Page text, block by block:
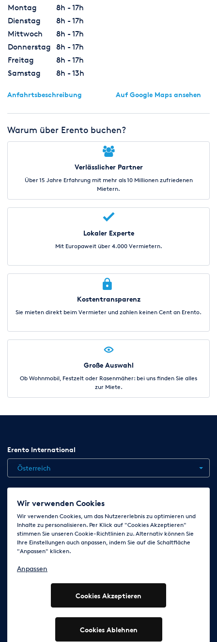
Montag
8h - 17h
Dienstag
8h - 17h
Mittwoch
8h - 17h
Donnerstag
8h - 17h
Freitag
8h - 17h
Samstag
8h - 13h
Anfahrtsbeschreibung Auf Google Maps ansehen
Warum über Erento buchen?
Verlässlicher Partner
Über 15 Jahre Erfahrung mit mehr als 10 Millionen zufriedenen
Mietern.
Lokaler Experte
Mit Europaweit über 4.000 Vermietern.
Kostentransparenz
Sie mieten direkt beim Vermieter und zahlen keinen Cent an Erento.
Große Auswahl
Ob Wohnmobil, Festzelt oder Rasenmäher: bei uns finden Sie alles
zur Miete.
Erento International
Österreich
Jobs Kontakt News
AGB
Impressum Cookie-Einstellungen ändern
Folge uns auf
© 2003 - 2026 Erento Campanda GmbH - Alle Rechte
vorbehalten
Ausgewiesene Marken gehören den jeweiligen Eigentümern.
Wir verwenden Cookies
Wir verwenden Cookies, um das Nutzererlebnis zu optimieren und
Inhalte zu personalisieren. Per Klick auf "Cookies Akzeptieren"
stimmen Sie unseren Cookie-Richtlinien zu. Alternativ können Sie
Ihre Einstellungen auch anpassen, indem Sie auf die Schaltfläche
"Anpassen" klicken.
Anpassen
Cookies Akzeptieren
Cookies Ablehnen